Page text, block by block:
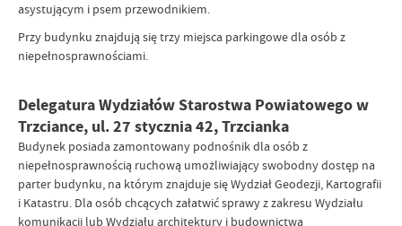
asystującym i psem przewodnikiem.
Przy budynku znajdują się trzy miejsca parkingowe dla osób z
niepełnosprawnościami.
Delegatura Wydziałów Starostwa Powiatowego w
Trzciance, ul. 27 stycznia 42, Trzcianka
Budynek posiada zamontowany podnośnik dla osób z
niepełnosprawnością ruchową umożliwiający swobodny dostęp na
parter budynku, na którym znajduje się Wydział Geodezji, Kartografii
i Katastru. Dla osób chcących załatwić sprawy z zakresu Wydziału
komunikacji lub Wydziału architektury i budownictwa